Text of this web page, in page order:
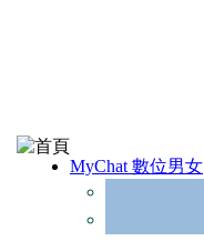
MyChat 數位男女